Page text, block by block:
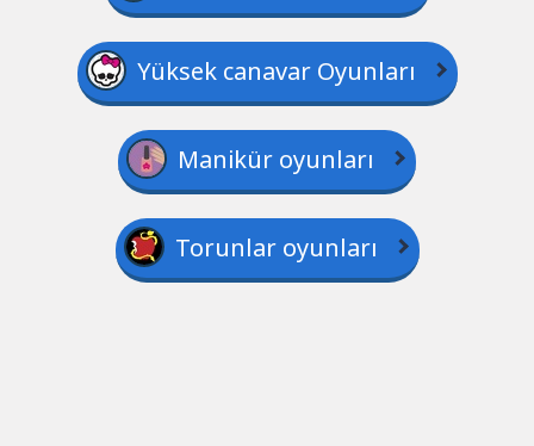
Yüksek canavar Oyunları
Manikür oyunları
Torunlar oyunları